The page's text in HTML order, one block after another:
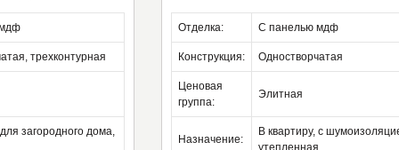
мдф
трехконтурная
отделка: с панелью мдф
конструкция: одностворчатая
ценовая
группа:
элитная
назначение:
в квартиру, с шумоизоляцией,
утепленная